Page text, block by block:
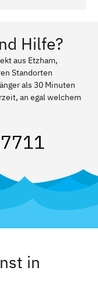
Hilfe?
aus Etzham,
Standorten
als 30 Minuten
an egal welchem
in